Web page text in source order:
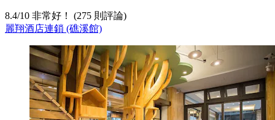
8.4/10 非常好！ (275 則評論)
麗翔酒店連鎖 (礁溪館)